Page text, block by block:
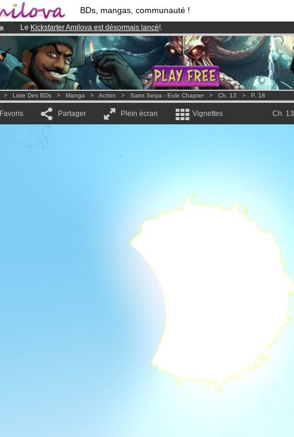
BDs, mangas, communauté !
Le Kickstarter Amilova est désormais lancé!.
Abonnement premium: à partir de3.95 eurospar mois !Clique ici pour t'abonner
Déjà 134393membreset 1208BDs & Mangas!
> Liste Des BDs > Manga > Action > Saint Seiya - Eole Chapter > Ch. 13 > P. 18
Favoris Partager Plein écran Vignettes Ch. 13